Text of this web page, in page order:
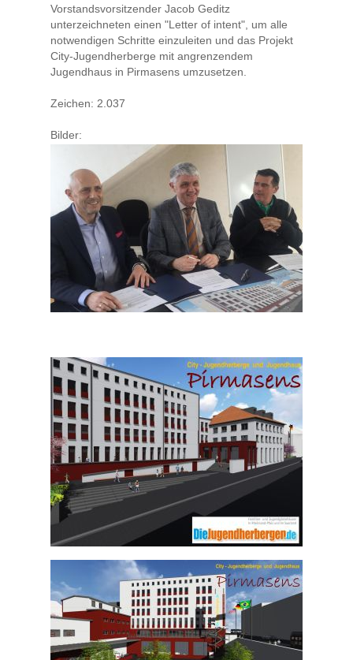
Vorstandsvorsitzender Jacob Geditz
unterzeichneten einen "Letter of intent", um alle
notwendigen Schritte einzuleiten und das Projekt
City-Jugendherberge mit angrenzendem
Jugendhaus in Pirmasens umzusetzen.
Zeichen: 2.037
Bilder: